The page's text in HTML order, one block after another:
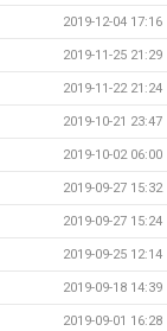
2019-12-04 17:16
2019-11-25 21:29
2019-11-22 21:24
2019-10-21 23:47
2019-10-02 06:00
2019-09-27 15:32
2019-09-27 15:24
2019-09-25 12:14
2019-09-18 14:39
2019-09-01 16:28